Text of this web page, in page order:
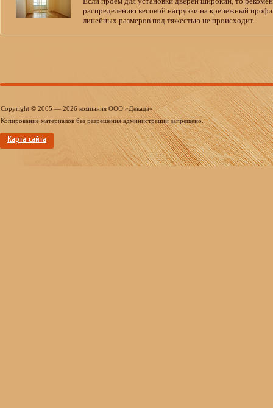
распределению весовой нагрузки на крепежный
линейных размеров под тяжестью не происходит.
Copyright © 2005 — 2026 компания ООО «Декада»
Копирование материалов без разрешения администрации запрещено.
Карта сайта